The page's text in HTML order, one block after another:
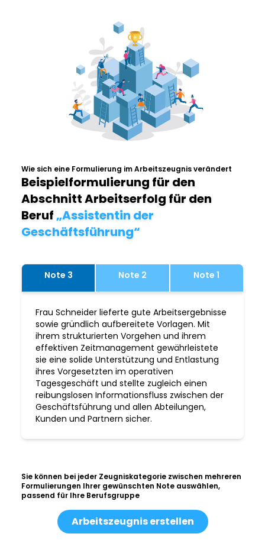
Wie sich eine Formulierung im Arbeitszeugnis verändert
Beispielformulierung für den
Abschnitt Arbeitserfolg für den
Beruf„Assistentin der
Geschäftsführung“
Note 3 Note 2 Note 1
Frau Schneider lieferte gute Arbeitsergebnisse
sowie gründlich aufbereitete Vorlagen. Mit
ihrem strukturierten Vorgehen und ihrem
effektiven Zeitmanagement gewährleistete
sie eine solide Unterstützung und Entlastung
ihres Vorgesetzten im operativen
Tagesgeschäft und stellte zugleich einen
reibungslosen Informationsfluss zwischen der
Geschäftsführung und allen Abteilungen,
Kunden und Partnern sicher.
Sie können bei jeder Zeugniskategorie zwischen mehreren
Formulierungen Ihrer gewünschten Note auswählen,
passend für Ihre Berufsgruppe
Arbeitszeugnis erstellen